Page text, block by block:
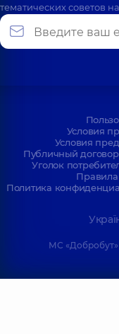
тематических советов
Условия
Условия
Публичный
Уголок
Правила
Политика
МС